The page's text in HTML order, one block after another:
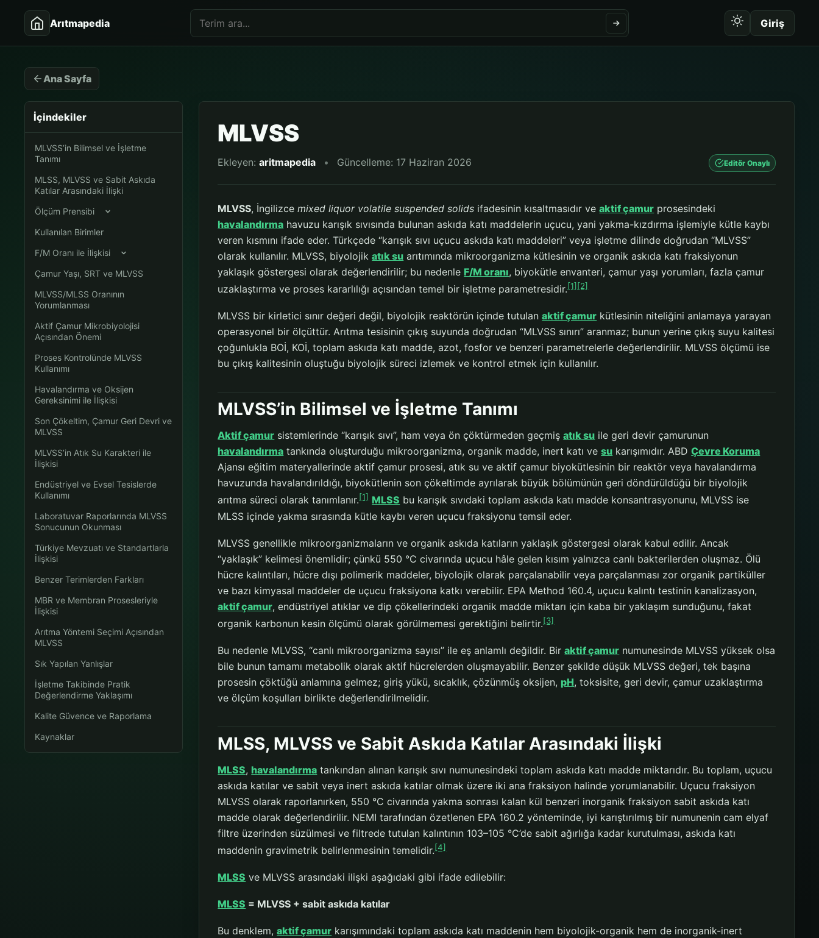
Arıtmapedia Giriş
Ana Sayfa
İçindekiler
MLVSS’in Bilimsel ve İşletme
Tanımı
MLSS, MLVSS ve Sabit Askıda
Katılar Arasındaki İlişki
Ölçüm Prensibi
Kullanılan Birimler
F/M Oranı ile İlişkisi
Çamur Yaşı, SRT ve MLVSS
MLVSS/MLSS Oranının
Yorumlanması
Aktif Çamur Mikrobiyolojisi
Açısından Önemi
Proses Kontrolünde MLVSS
Kullanımı
Havalandırma ve Oksijen
Gereksinimi ile İlişkisi
Son Çökeltim, Çamur Geri Devri ve
MLVSS
MLVSS’in Atık Su Karakteri ile
İlişkisi
Endüstriyel ve Evsel Tesislerde
Kullanımı
Laboratuvar Raporlarında MLVSS
Sonucunun Okunması
Türkiye Mevzuatı ve Standartlarla
İlişkisi
Benzer Terimlerden Farkları
MBR ve Membran Prosesleriyle
İlişkisi
Arıtma Yöntemi Seçimi Açısından
MLVSS
Sık Yapılan Yanlışlar
İşletme Takibinde Pratik
Değerlendirme Yaklaşımı
Kalite Güvence ve Raporlama
Kaynaklar
MLVSS
Ekleyen:aritmapedia • Güncelleme: 17 Haziran 2026 Editör Onaylı
MLVSS, İngilizcemixed liquor volatile suspended solids ifadesinin kısaltmasıdır veaktif çamur prosesindeki
havalandırma havuzu karışık sıvısında bulunan askıda katı maddelerin uçucu, yani yakma-kızdırma işlemiyle kütle kaybı
veren kısmını ifade eder. Türkçede “karışık sıvı uçucu askıda katı maddeleri” veya işletme dilinde doğrudan “MLVSS”
olarak kullanılır. MLVSS, biyolojikatık su arıtımında mikroorganizma kütlesinin ve organik askıda katı fraksiyonun
yaklaşık göstergesi olarak değerlendirilir; bu nedenle F/M oranı, biyokütle envanteri, çamur yaşı yorumları, fazla çamur
uzaklaştırma ve proses kararlılığı açısından temel bir işletme parametresidir.[1] [2]
MLVSS bir kirletici sınır değeri değil, biyolojik reaktörün içinde tutulanaktif çamur kütlesinin niteliğini anlamaya yarayan
operasyonel bir ölçüttür. Arıtma tesisinin çıkış suyunda doğrudan “MLVSS sınırı” aranmaz; bunun yerine çıkış suyu kalitesi
çoğunlukla BOİ, KOİ, toplam askıda katı madde, azot, fosfor ve benzeri parametrelerle değerlendirilir. MLVSS ölçümü ise
bu çıkış kalitesinin oluştuğu biyolojik süreci izlemek ve kontrol etmek için kullanılır.
MLVSS’in Bilimsel ve İşletme Tanımı
Aktif çamur sistemlerinde “karışık sıvı”, ham veya ön çöktürmeden geçmişatık su ile geri devir çamurunun
havalandırma tankında oluşturduğu mikroorganizma, organik madde, inert katı vesu karışımıdır. ABDÇevre Koruma
Ajansı eğitim materyallerinde aktif çamur prosesi, atık su ve aktif çamur biyokütlesinin bir reaktör veya havalandırma
havuzunda havalandırıldığı, biyokütlenin son çökeltimde ayrılarak büyük bölümünün geri döndürüldüğü bir biyolojik
arıtma süreci olarak tanımlanır.[1] MLSS bu karışık sıvıdaki toplam askıda katı madde konsantrasyonunu, MLVSS ise
MLSS içinde yakma sırasında kütle kaybı veren uçucu fraksiyonu temsil eder.
MLVSS genellikle mikroorganizmaların ve organik askıda katıların yaklaşık göstergesi olarak kabul edilir. Ancak
“yaklaşık” kelimesi önemlidir; çünkü 550 °C civarında uçucu hâle gelen kısım yalnızca canlı bakterilerden oluşmaz. Ölü
hücre kalıntıları, hücre dışı polimerik maddeler, biyolojik olarak parçalanabilir veya parçalanması zor organik partiküller
ve bazı kimyasal maddeler de uçucu fraksiyona katkı verebilir. EPA Method 160.4, uçucu kalıntı testinin kanalizasyon,
aktif çamur, endüstriyel atıklar ve dip çökellerindeki organik madde miktarı için kaba bir yaklaşım sunduğunu, fakat
organik karbonun kesin ölçümü olarak görülmemesi gerektiğini belirtir.[3]
Bu nedenle MLVSS, “canlı mikroorganizma sayısı” ile eş anlamlı değildir. Biraktif çamur numunesinde MLVSS yüksek olsa
bile bunun tamamı metabolik olarak aktif hücrelerden oluşmayabilir. Benzer şekilde düşük MLVSS değeri, tek başına
prosesin çöktüğü anlamına gelmez; giriş yükü, sıcaklık, çözünmüş oksijen, pH, toksisite, geri devir, çamur uzaklaştırma
ve ölçüm koşulları birlikte değerlendirilmelidir.
MLSS, MLVSS ve Sabit Askıda Katılar Arasındaki İlişki
MLSS, havalandırma tankından alınan karışık sıvı numunesindeki toplam askıda katı madde miktarıdır. Bu toplam, uçucu
askıda katılar ve sabit veya inert askıda katılar olmak üzere iki ana fraksiyon halinde yorumlanabilir. Uçucu fraksiyon
MLVSS olarak raporlanırken, 550 °C civarında yakma sonrası kalan kül benzeri inorganik fraksiyon sabit askıda katı
madde olarak değerlendirilir. NEMI tarafından özetlenen EPA 160.2 yönteminde, iyi karıştırılmış bir numunenin cam elyaf
filtre üzerinden süzülmesi ve filtrede tutulan kalıntının 103–105 °C’de sabit ağırlığa kadar kurutulması, askıda katı
maddenin gravimetrik belirlenmesinin temelidir.[4]
MLSS ve MLVSS arasındaki ilişki aşağıdaki gibi ifade edilebilir:
MLSS = MLVSS + sabit askıda katılar
Bu denklem,aktif çamur karışımındaki toplam askıda katı maddenin hem biyolojik-organik hem de inorganik-inert